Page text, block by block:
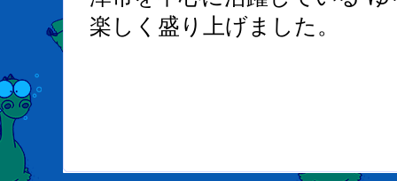
楽しく盛り上げました。